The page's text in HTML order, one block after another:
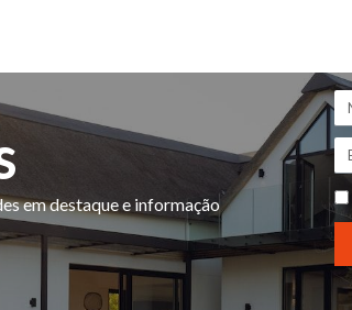
em destaque e informação